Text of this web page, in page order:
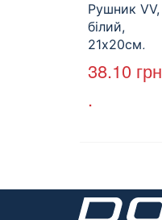
Рушник VV,
білий,
21х20см,
160л.
38.10 грн
.